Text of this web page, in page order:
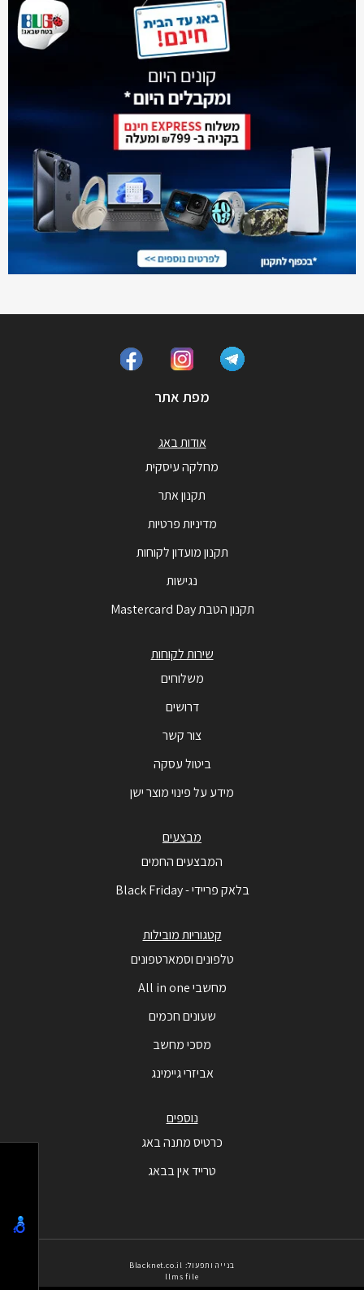
מפת אתר
אודות באג
מחלקה עיסקית
תקנון אתר
מדיניות פרטיות
תקנון מועדון לקוחות
נגישות
תקנון הטבת Mastercard Day
שירות לקוחות
משלוחים
דרושים
צור קשר
ביטול עסקה
מידע על פינוי מוצר ישן
מבצעים
המבצעים החמים
בלאק פריידי - Black Friday
קטגוריות מובילות
טלפונים וסמארטפונים
מחשבי All in one
שעונים חכמים
מסכי מחשב
אביזרי גיימינג
נוספים
כרטיס מתנה באג
טרייד אין בבאג
בנייה ותפעול: Blacknet.co.il
llms file